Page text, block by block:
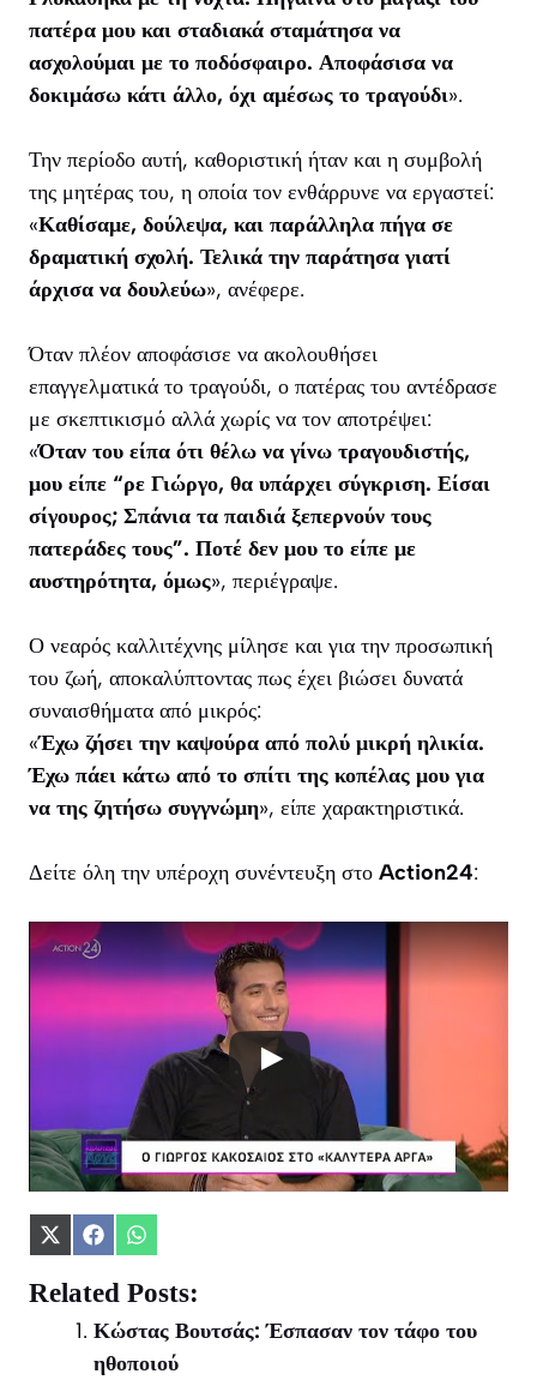
πατέρα μου και σταδιακά σταμάτησα να
ασχολούμαι με το ποδόσφαιρο. Αποφάσισα να
δοκιμάσω κάτι άλλο, όχι αμέσως το τραγούδι».
Την περίοδο αυτή, καθοριστική ήταν και η συμβολή
της μητέρας του, η οποία τον ενθάρρυνε να εργαστεί:
«Καθίσαμε, δούλεψα, και παράλληλα πήγα σε
δραματική σχολή. Τελικά την παράτησα γιατί
άρχισα να δουλεύω», ανέφερε.
Όταν πλέον αποφάσισε να ακολουθήσει
επαγγελματικά το τραγούδι, ο πατέρας του αντέδρασε
με σκεπτικισμό αλλά χωρίς να τον αποτρέψει:
«Όταν του είπα ότι θέλω να γίνω τραγουδιστής,
μου είπε “ρε Γιώργο, θα υπάρχει σύγκριση. Είσαι
σίγουρος; Σπάνια τα παιδιά ξεπερνούν τους
πατεράδες τους”. Ποτέ δεν μου το είπε με
αυστηρότητα, όμως», περιέγραψε.
Ο νεαρός καλλιτέχνης μίλησε και για την προσωπική
του ζωή, αποκαλύπτοντας πως έχει βιώσει δυνατά
συναισθήματα από μικρός:
«Έχω ζήσει την καψούρα από πολύ μικρή ηλικία.
Έχω πάει κάτω από το σπίτι της κοπέλας μου για
να της ζητήσω συγγνώμη», είπε χαρακτηριστικά.
Δείτε όλη την υπέροχη συνέντευξη στο Action24:
Share
X
(Twitter)
Share
Facebook
Share
WhatsApp
Related Posts:
Κώστας Βουτσάς: Έσπασαν τον τάφο του
ηθοποιού